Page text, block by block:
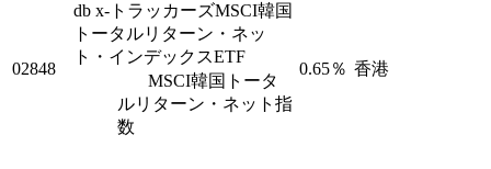
02848
db x-トラッカーズMSCI韓国
トータルリターン・ネッ
ト・インデックスETF
MSCI韓国トータ
ルリターン・ネット指
数
0.65％ 香港